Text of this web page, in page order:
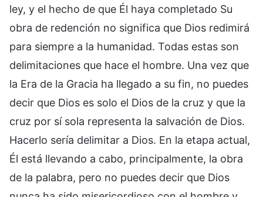
ley, y el hecho de que Él haya completado Su
obra de redención no significa que Dios redimirá
para siempre a la humanidad. Todas estas son
delimitaciones que hace el hombre. Una vez que
la Era de la Gracia ha llegado a su fin, no puedes
decir que Dios es solo el Dios de la cruz y que la
cruz por sí sola representa la salvación de Dios.
Hacerlo sería delimitar a Dios. En la etapa actual,
Él está llevando a cabo, principalmente, la obra
de la palabra, pero no puedes decir que Dios